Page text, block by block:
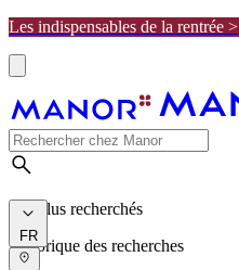
Les indispensables de la rentrée >
Les plus recherchés
Historique des recherches
FR